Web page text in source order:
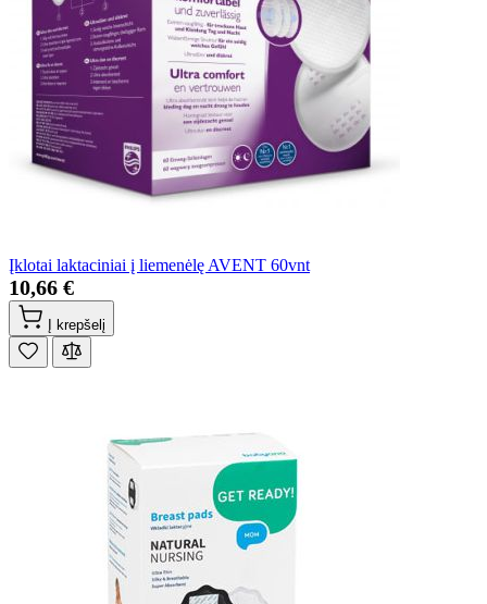
Įklotai laktaciniai į liemenėlę AVENT 60vnt
10,66 €
Į krepšelį